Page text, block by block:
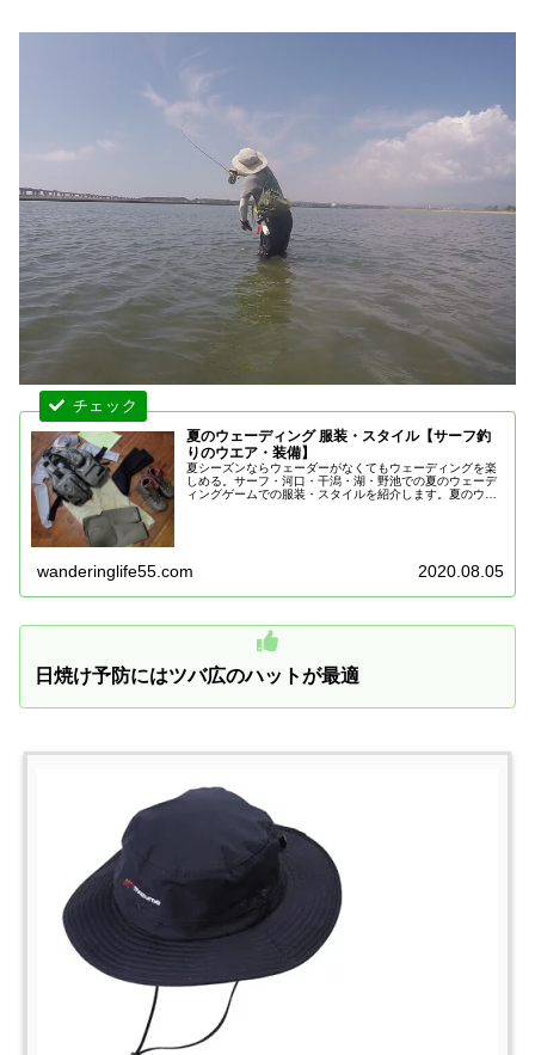
夏のウェーディング 服装・スタイル【サーフ釣
りのウエア・装備】
夏シーズンならウェーダーがなくてもウェーディングを楽
しめる。サーフ・河口・干潟・湖・野池での夏のウェーデ
ィングゲームでの服装・スタイルを紹介します。夏のウェ
wanderinglife55.com 2020.08.05
日焼け予防にはツバ広のハットが最適